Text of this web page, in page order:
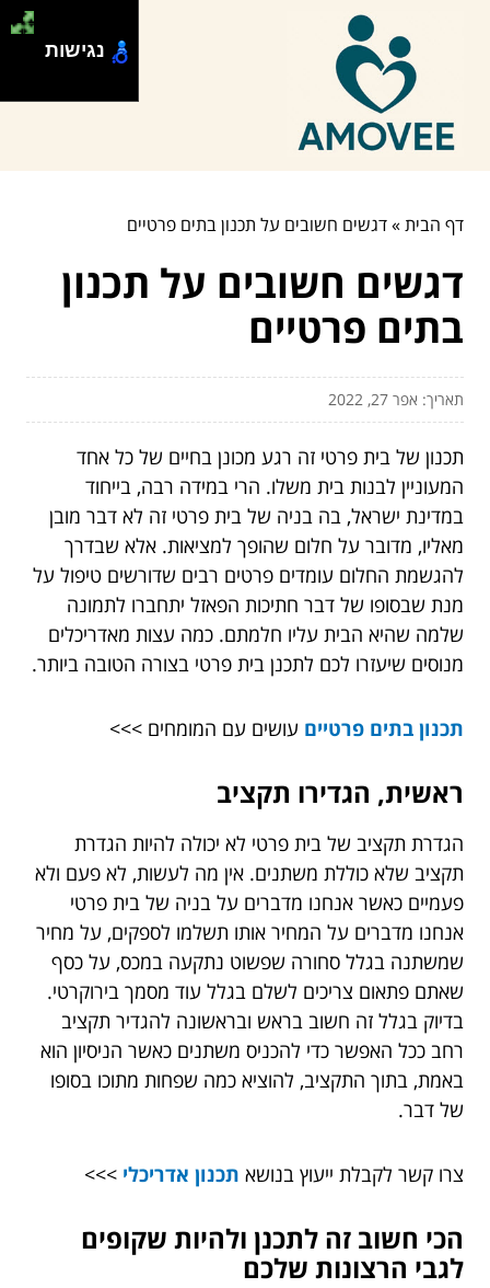
דף הבית»דגשים חשובים על תכנון בתים פרטיים
דגשים חשובים על תכנון
בתים פרטיים
תאריך: אפר 27, 2022
תכנון של בית פרטי זה רגע מכונן בחיים של כל אחד
המעוניין לבנות בית משלו. הרי במידה רבה, בייחוד
במדינת ישראל, בה בניה של בית פרטי זה לא דבר מובן
מאליו, מדובר על חלום שהופך למציאות. אלא שבדרך
להגשמת החלום עומדים פרטים רבים שדורשים טיפול על
מנת שבסופו של דבר חתיכות הפאזל יתחברו לתמונה
שלמה שהיא הבית עליו חלמתם. כמה עצות מאדריכלים
מנוסים שיעזרו לכם לתכנן בית פרטי בצורה הטובה ביותר.
תכנון בתים פרטיים עושים עם המומחים >>>
ראשית, הגדירו תקציב
הגדרת תקציב של בית פרטי לא יכולה להיות הגדרת
תקציב שלא כוללת משתנים. אין מה לעשות, לא פעם ולא
פעמיים כאשר אנחנו מדברים על בניה של בית פרטי
אנחנו מדברים על המחיר אותו תשלמו לספקים, על מחיר
שמשתנה בגלל סחורה שפשוט נתקעה במכס, על כסף
שאתם פתאום צריכים לשלם בגלל עוד מסמך בירוקרטי.
בדיוק בגלל זה חשוב בראש ובראשונה להגדיר תקציב
רחב ככל האפשר כדי להכניס משתנים כאשר הניסיון הוא
באמת, בתוך התקציב, להוציא כמה שפחות מתוכו בסופו
של דבר.
צרו קשר לקבלת ייעוץ בנושא תכנון אדריכלי >>>
הכי חשוב זה לתכנן ולהיות שקופים
לגבי הרצונות שלכם
נגישות